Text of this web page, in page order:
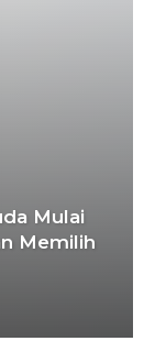
Mulai
Memilih